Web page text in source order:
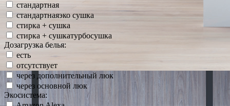
стандартная
стандартнаяэко сушка
стирка + сушка
стирка + сушкатурбосушка
Дозагрузка белья:
есть
отсутствует
через дополнительный люк
через основной люк
Экосистема: